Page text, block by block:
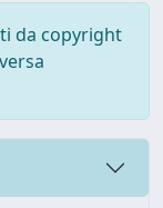
da copyright